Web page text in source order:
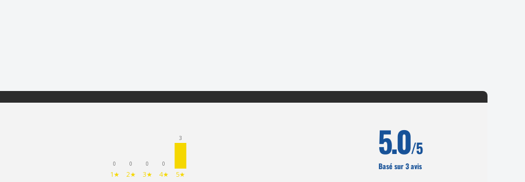
0
1★
0
2★
0
3★
0
4★
3
5★
5.0/5
Basé sur 3 avis